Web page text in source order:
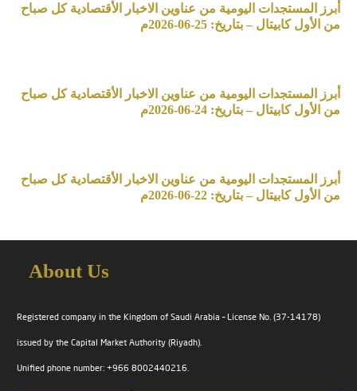
أبرز المستجدات اليومية من عناوين الاخبار الأقتصادية كل صباح
من الأول كابيتال – بتاريخ: 25-06-2026م
أبرز المستجدات اليومية من عناوين الاخبار الأقتصادية كل صباح
من الأول كابيتال – بتاريخ: 24-06-2026م
أبرز المستجدات اليومية من عناوين الاخبار الأقتصادية كل صباح
من الأول كابيتال – بتاريخ: 22-06-2026م
About Us
Registered company in the Kingdom of Saudi Arabia – License No. (37-14178)
issued by the Capital Market Authority (Riyadh).
Unified phone number: +966 8002440216.